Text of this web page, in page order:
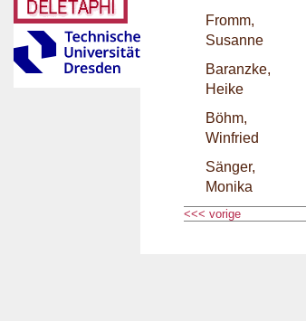
Fromm,
Susanne
Baranzke,
Heike
Böhm,
Winfried
Sänger,
Monika
<<< vorige